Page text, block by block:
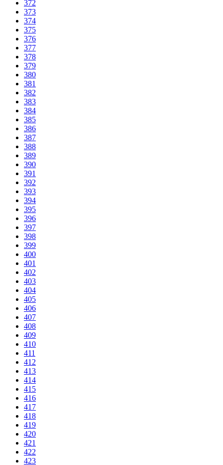
372
373
374
375
376
377
378
379
380
381
382
383
384
385
386
387
388
389
390
391
392
393
394
395
396
397
398
399
400
401
402
403
404
405
406
407
408
409
410
411
412
413
414
415
416
417
418
419
420
421
422
423